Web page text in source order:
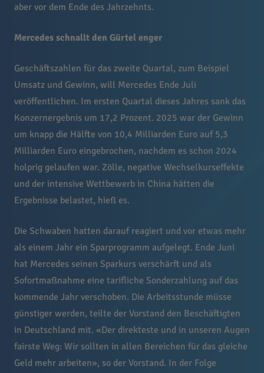
aber vor dem Ende des Jahrzehnts.
Mercedes schnallt den Gürtel enger
Geschäftszahlen für das zweite Quartal, zum Beispiel
Umsatz und Gewinn, will Mercedes Ende Juli
veröffentlichen. Im ersten Quartal dieses Jahres sank das
Konzernergebnis um 17,2 Prozent. 2025 war der Gewinn
um knapp die Hälfte von 10,4 Milliarden Euro auf 5,3
Milliarden Euro eingebrochen, nachdem es schon 2024
holprig gelaufen war. Zölle, negative Wechselkurseffekte
und der intensive Wettbewerb in China hätten die
Ergebnisse belastet, hieß es.
Die Schwaben hatten darauf reagiert und vor etwas mehr
als einem Jahr ein Sparprogramm aufgelegt. Ende Juni
hat Mercedes seinen Sparkurs verschärft und als
Sofortmaßnahme eine tarifliche Sonderzahlung auf das
kommende Jahr verschoben. Die Arbeitsstunde müsse
günstiger werden, teilte der Vorstand den Beschäftigten
in Deutschland mit. «Der direkteste und in unseren Augen
fairste Weg: Wir sollten in allen Bereichen für das gleiche
Geld mehr arbeiten», so der Vorstand. In der Folge